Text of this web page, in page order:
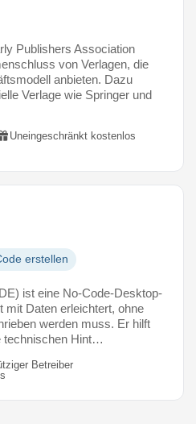
Publishers Association
von Verlagen, die
anbieten. Dazu
Verlage wie Springer und
Uneingeschränkt kostenlos
erstellen
ist eine No-Code-Desktop-
mit Daten erleichtert, ohne
werden muss. Er hilft
technischen Hint…
Betreiber